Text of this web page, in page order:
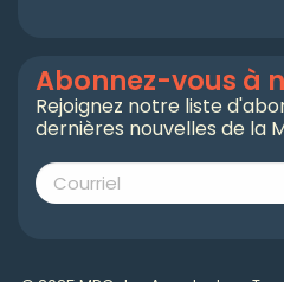
Abonnez-vous à
Rejoignez notre liste
dernières nouvelles de la